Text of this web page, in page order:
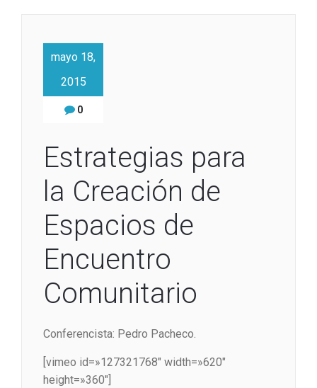
mayo 18,
2015
0
Estrategias para
la Creación de
Espacios de
Encuentro
Comunitario
Conferencista: Pedro Pacheco.
[vimeo id=»127321768″ width=»620″
height=»360″]